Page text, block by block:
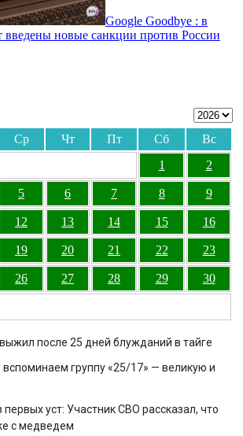
Google Goodbye : в
введены новые санкции против России
Ср Чт Пт Сб
Вс
1
2
5 6 7 8 9
12 13 14 15 16
19 20 21 22 23
26 27 28 29 30
после 25 дней блужданий в тайге
вспоминаем группу «25/17» — великую и
первых уст: Участник СВО рассказал, что
с медведем